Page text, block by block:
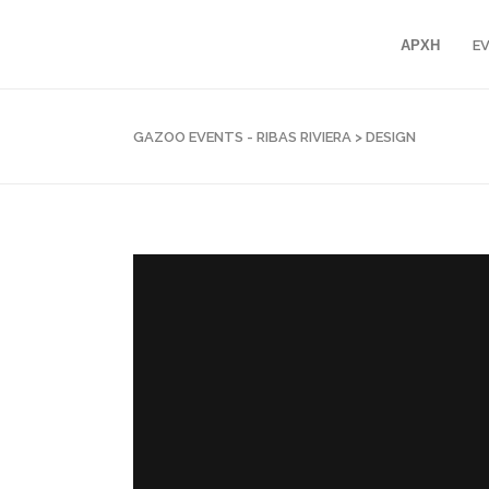
ΑΡΧΗ
GAZOO EVENTS - RIBAS RIVIERA > DESIGN